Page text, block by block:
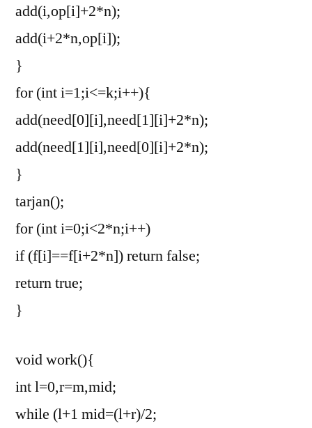
add(i,op[i]+2*n);
add(i+2*n,op[i]);
}
for (int i=1;i<=k;i++){
add(need[0][i],need[1][i]+2*n);
add(need[1][i],need[0][i]+2*n);
}
tarjan();
for (int i=0;i<2*n;i++)
if (f[i]==f[i+2*n]) return false;
return true;
}
void work(){
int l=0,r=m,mid;
while (l+1 mid=(l+r)/2;